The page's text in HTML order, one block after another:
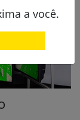
a você.